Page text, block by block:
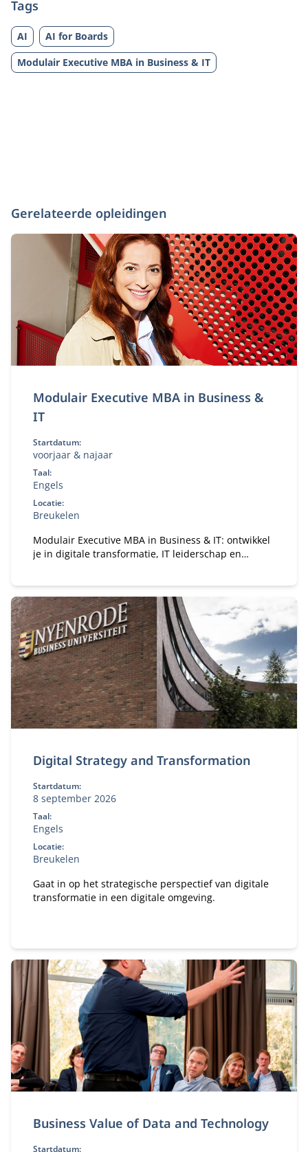
Tags
AI
AI for Boards
Modulair Executive MBA in Business & IT
Gerelateerde opleidingen
Modulair Executive MBA in Business &
IT
Startdatum:
voorjaar & najaar
Taal:
Engels
Locatie:
Breukelen
Modulair Executive MBA in Business & IT: ontwikkel
je in digitale transformatie, IT leiderschap en
Digital Strategy and Transformation
Startdatum:
8 september 2026
Taal:
Engels
Locatie:
Breukelen
Gaat in op het strategische perspectief van digitale
transformatie in een digitale omgeving.
Business Value of Data and Technology
Startdatum: